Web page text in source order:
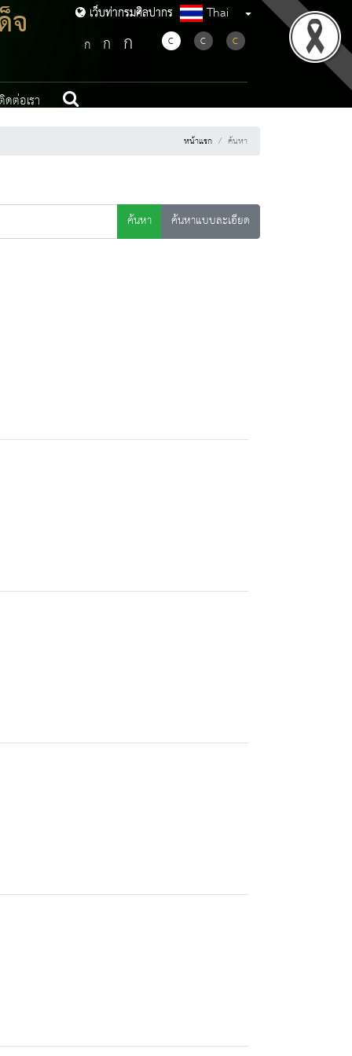
เว็บท่ากรมศิลปากร
จ เว็บท่ากรมศิลปากร Thai
ก ก ก C C C
ดต่อเรา
หน้าแรก ค้นหา
ค้นหา
ค้นหาแบบละเอียด